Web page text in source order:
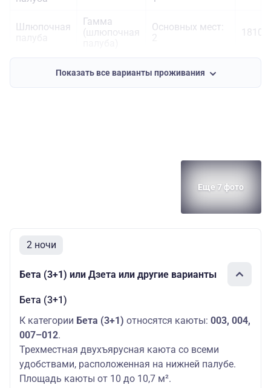
Шлюпочная
Гамма
(шлюпочная
Основных мест:
18100
Шлюпочная
2
Показать все варианты проживания
Еще 7 фото
2 ночи
Бета (3+1) или Дзета или другие варианты
Бета (3+1)
К категории Бета (3+1) относятся каюты: 003, 004,
007–012.
Трехместная двухъярусная каюта со всеми
удобствами, расположенная на нижней палубе.
Площадь каюты от 10 до 10,7 м².